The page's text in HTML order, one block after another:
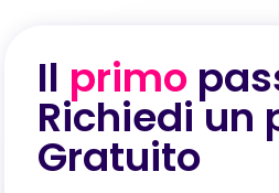
Il primo
Richiedi un
Gratuito